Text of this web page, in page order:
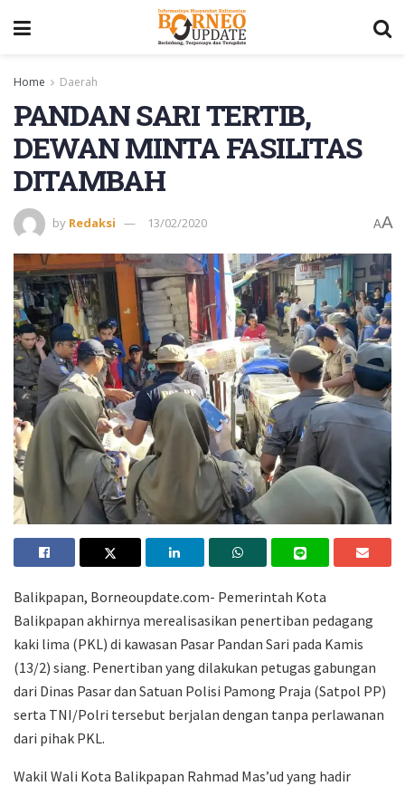
Home Daerah
PANDAN SARI TERTIB,
DEWAN MINTA FASILITAS
DITAMBAH
by Redaksi 13/02/2020 AA
Balikpapan, Borneoupdate.com- Pemerintah Kota
Balikpapan akhirnya merealisasikan penertiban pedagang
kaki lima (PKL) di kawasan Pasar Pandan Sari pada Kamis
(13/2) siang. Penertiban yang dilakukan petugas gabungan
dari Dinas Pasar dan Satuan Polisi Pamong Praja (Satpol PP)
serta TNI/Polri tersebut berjalan dengan tanpa perlawanan
dari pihak PKL.
Wakil Wali Kota Balikpapan Rahmad Mas’ud yang hadir